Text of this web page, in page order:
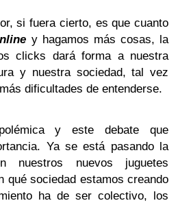
si fuera cierto, es que cuanto
y hagamos más cosas, la
clicks dará forma a nuestra
y nuestra sociedad, tal vez
dificultades de entenderse.
y este debate que
Ya se está pasando la
nuestros nuevos juguetes
qué sociedad estamos creando
ha de ser colectivo, los